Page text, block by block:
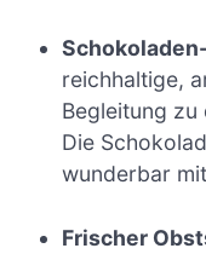
reichhaltige,
Begleitung
Die
wunderbar
Frischer